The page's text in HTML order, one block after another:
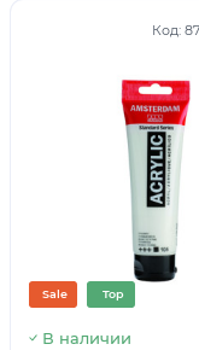
Код:
Sale Top
В наличии